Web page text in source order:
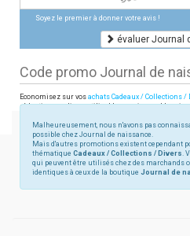
Soyez le premier à donner votre avis !
évaluer Journal
Code promo Journal de
Economisez sur vos achats Cadeaux / Collections /
réductions en ligne utilisables sur
Malheureusement, nous n'avons pas
possible chez Journal de naissance.
Mais d'autres promotions existent cependant
thématique Cadeaux / Collections / Divers.
qui peuvent être utilisés chez des marchands
identiques à ceux de la boutique Journal de